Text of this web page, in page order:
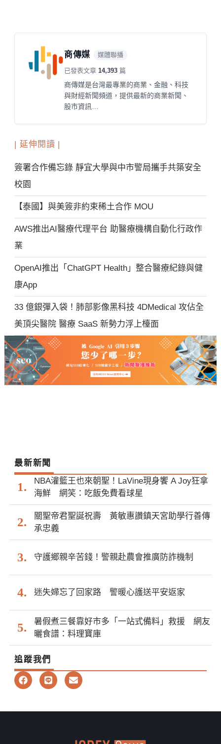
商傳媒 媒體聯播
已發表文章 14,393 篇
商傳媒是台灣最專業的商業、金融、科技
與財經新聞頻道，提供最新的商業新聞、
股市資訊…
| 延伸閱讀 |
簽署合作備忘錄 靜宜大學與中市警局攜手共築安全
校園
【泰國】與美簽非約束稀土合作 MOU
AWS推出AI醫療代理平台 助醫療機構自動化行政作
業
OpenAI推出「ChatGPT Health」整合醫療紀錄與健
康App
33 億銀彈入袋！肺部影像黑科技 4DMedical 攻佔全
美頂尖醫院 醫療 SaaS 新勢力浮上檯面
最新新聞
NBA灌籃王也來朝聖！LaVine現身饗 A Joy狂拿
海鮮 網笑：吃飯免費看球星
關聖帝君聖誕祝壽 黃敏惠讚鎮天宮助學行善傳
承忠義
守護鄉親辛苦錢！警親赴農會推廣防詐機制
迷失婦忘了回家路 警暖心護送平安返家
暑假煮三餐靠好市多「一站式備料」救援 網友
曬食譜：料理寶庫
追蹤我們
F
a
b
L
i
E
n
l